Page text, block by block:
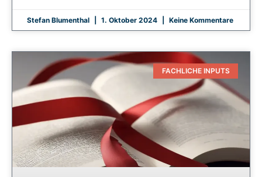
Stefan Blumenthal 1. Oktober 2024 Keine Kommentare
FACHLICHE INPUTS